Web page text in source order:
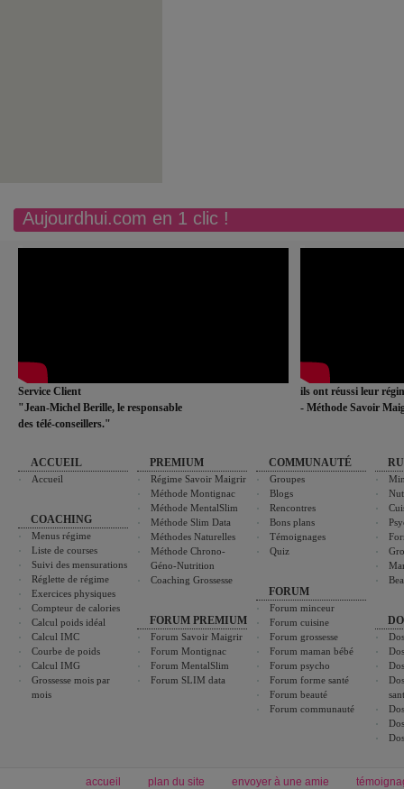
Aujourdhui.com en 1 clic !
Service Client
"Jean-Michel Berille, le responsable
des télé-conseillers."
ils ont réussi leur
- Méthode Savoir
ACCUEIL
Accueil
COACHING
Menus régime
Liste de courses
Suivi des mensurations
Réglette de régime
Exercices physiques
Compteur de calories
Calcul poids idéal
Calcul IMC
Courbe de poids
Calcul IMG
Grossesse mois par
mois
PREMIUM
Régime Savoir Maigrir
Méthode Montignac
Méthode MentalSlim
Méthode Slim Data
Méthodes Naturelles
Méthode Chrono-
Géno-Nutrition
Coaching Grossesse
FORUM PREMIUM
Forum Savoir Maigrir
Forum Montignac
Forum MentalSlim
Forum SLIM data
COMMUNAUTÉ
Groupes
Blogs
Rencontres
Bons plans
Témoignages
Quiz
FORUM
Forum minceur
Forum cuisine
Forum grossesse
Forum maman bébé
Forum psycho
Forum forme santé
Forum beauté
Forum communauté
accueil plan du site envoyer à une amie